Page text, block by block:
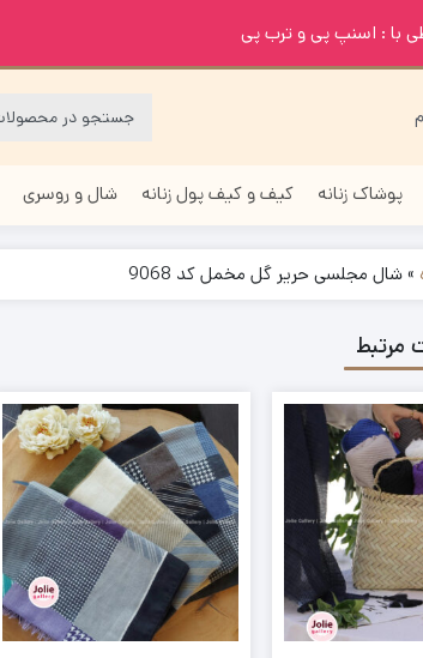
با : اسنپ پی و ترب پی
پوشاک زنانه کیف و کیف پول زنانه شال و روسری
»شال مجلسی حریر گل مخمل کد 9068
مرتبط